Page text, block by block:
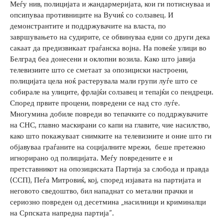
Меѓу нив, полицијата и жандармеријата, кои ги потиснуваа и
опсипуваа противниците на Вучиќ со солзавец. И
демонстрантите и поддржувачите на власта, по
завршувањето на судирите, се обвинуваа едни со други дека
сакаат да предизвикаат граѓанска војна. На повеќе улици во
Белград беа донесени и оклопни возила. Како што јавија
телевизиите што се сметаат за опозициски настроени,
полицијата цела ноќ растерувала мали групи луѓе што се
собирале на улиците, фрлајќи солзавец и тепајќи со пендреци.
Според првите процени, повредени се над сто луѓе.
Многумина добиле повреди во тепачките со поддржувачите
на СНС, главно маскирани со капи на главите, чие насилство,
како што покажуваат снимките на телевизиите и оние што ги
објавуваа граѓаните на социјалните мрежи, беше претежно
игнорирано од полицијата. Меѓу повредените е и
претставникот на опозициската Партија за слобода и правда
(ССП), Пеѓа Митровиќ, кој, според изјавата на партијата и
неговото сведоштво, бил нападнат со метални прачки и
сериозно повреден од десетмина „насилници и криминалци
на Српската напредна партија“.